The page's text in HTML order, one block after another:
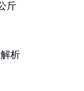
斤
析